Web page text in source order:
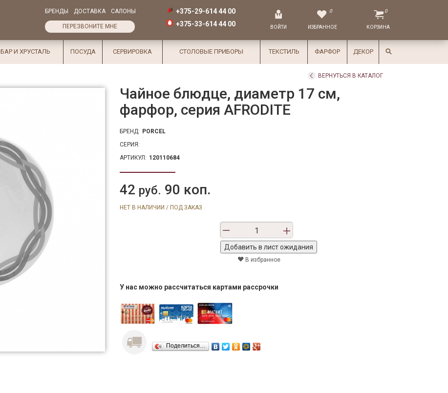
БРЕНДЫ ДОСТАВКА САЛОНЫ
ПЕРЕЗВОНИТЕ МНЕ
+375-29-614 44 00
+375-33-614 44 00
ВОЙТИ
0
ИЗБРАННОЕ
0
КОРЗИНА
БАР И ХРУСТАЛЬ ПОСУДА СЕРВИРОВКА СТОЛОВЫЕ ПРИБОРЫ ТЕКСТИЛЬ ФАРФОР ДЕКОР
ВЕРНУТЬСЯ В КАТАЛОГ
Чайное блюдце, диаметр 17 см,
фарфор, серия AFRODITE
БРЕНД: PORCEL
СЕРИЯ:
АРТИКУЛ: 120110684
42 руб. 90 коп.
НЕТ В НАЛИЧИИ / ПОД ЗАКАЗ
В избранное
У нас можно рассчитаться картами рассрочки
Поделиться…